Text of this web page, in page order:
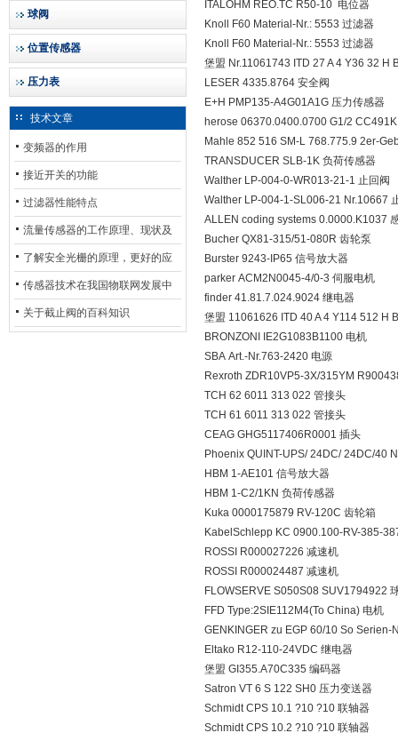
球阀
位置传感器
压力表
技术文章
变频器的作用
接近开关的功能
过滤器性能特点
流量传感器的工作原理、现状及
其发展前景
了解安全光栅的原理，更好的应
用安全光栅
传感器技术在我国物联网发展中
的地位*
关于截止阀的百科知识
ITALOHM REO.TC R50-10 电位器
Knoll F60 Material-Nr.: 5553 过滤器
Knoll F60 Material-Nr.: 5553 过滤器
堡盟 Nr.11061743 ITD 27 A 4 Y36 32 H
LESER 4335.8764 安全阀
E+H PMP135-A4G01A1G 压力传感器
herose 06370.0400.0700 G1/2
Mahle 852 516 SM-L 768.775.9 2er-
TRANSDUCER SLB-1K 负荷传感器
Walther LP-004-0-WR013-21-1 止回阀
Walther LP-004-1-SL006-21 Nr.10667
ALLEN coding systems 0.0000.K1037
Bucher QX81-315/51-080R 齿轮泵
Burster 9243-IP65 信号放大器
parker ACM2N0045-4/0-3 伺服电机
finder 41.81.7.024.9024 继电器
堡盟 11061626 ITD 40 A 4 Y114 512 H
BRONZONI IE2G1083B1100 电机
SBA Art.-Nr.763-2420 电源
Rexroth ZDR10VP5-3X/315YM
TCH 62 6011 313 022 管接头
TCH 61 6011 313 022 管接头
CEAG GHG5117406R0001 插头
Phoenix QUINT-UPS/ 24DC/ 24DC/40
HBM 1-AE101 信号放大器
HBM 1-C2/1KN 负荷传感器
Kuka 0000175879 RV-120C 齿轮箱
KabelSchlepp KC 0900.100-RV-385-
ROSSI R000027226 减速机
ROSSI R000024487 减速机
FLOWSERVE S050S08 SUV1794922
FFD Type:2SIE112M4(To China) 电机
GENKINGER zu EGP 60/10 So
Eltako R12-110-24VDC 继电器
堡盟 GI355.A70C335 编码器
Satron VT 6 S 122 SH0 压力变送器
Schmidt CPS 10.1 ?10 ?10 联轴器
Schmidt CPS 10.2 ?10 ?10 联轴器